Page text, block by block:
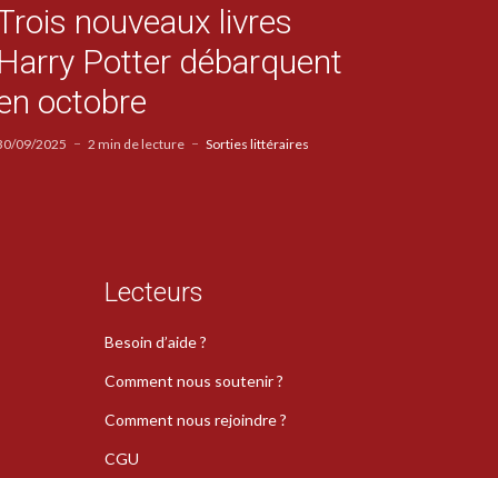
nouveaux livres
Potter débarquent
octobre
09/2025 2 min de lecture Sorties littéraires
Lecteurs
Besoin d’aide ?
Comment nous soutenir ?
Comment nous rejoindre ?
CGU